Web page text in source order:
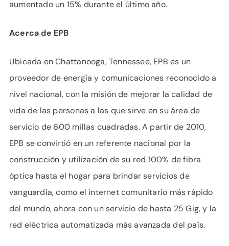
aumentado un 15% durante el último año.
Acerca de EPB
Ubicada en Chattanooga, Tennessee, EPB es un
proveedor de energía y comunicaciones reconocido a
nivel nacional, con la misión de mejorar la calidad de
vida de las personas a las que sirve en su área de
servicio de 600 millas cuadradas. A partir de 2010,
EPB se convirtió en un referente nacional por la
construcción y utilización de su red 100% de fibra
óptica hasta el hogar para brindar servicios de
vanguardia, como el internet comunitario más rápido
del mundo, ahora con un servicio de hasta 25 Gig, y la
red eléctrica automatizada más avanzada del país.